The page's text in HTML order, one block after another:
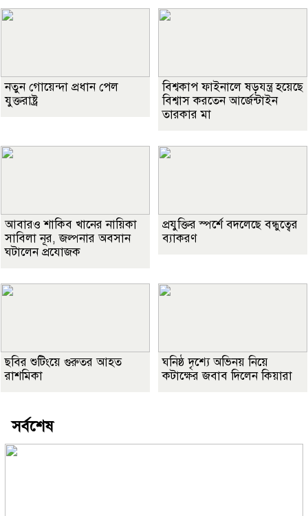
নতুন গোয়েন্দা প্রধান পেল
যুক্তরাষ্ট্র
বিশ্বকাপ ফাইনালে ষড়যন্ত্র হয়েছে
বিশ্বাস করতেন আর্জেন্টাইন
তারকার মা
আবারও শাকিব খানের নায়িকা
সাবিলা নূর, জল্পনার অবসান
ঘটালেন প্রযোজক
প্রযুক্তির স্পর্শে বদলেছে বন্ধুত্বের
ব্যাকরণ
ছবির শুটিংয়ে গুরুতর আহত
রাশমিকা
ঘনিষ্ঠ দৃশ্যে অভিনয় নিয়ে
কটাক্ষের জবাব দিলেন কিয়ারা
সর্বশেষ